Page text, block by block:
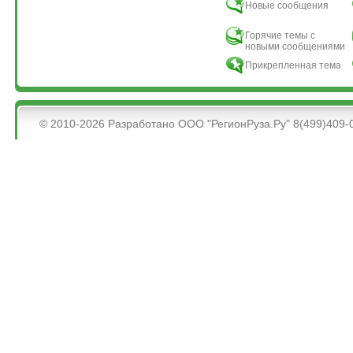
Новые сообщения
Горячие темы с
новыми сообщениями
Прикрепленная тема
&bsps;
© 2010-2026 Разработано ООО "РегионРуза.Ру" 8(499)409-